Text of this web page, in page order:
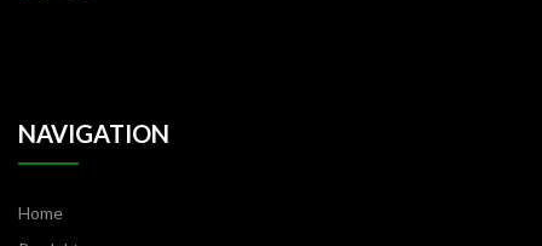
NAVIGATION
Home